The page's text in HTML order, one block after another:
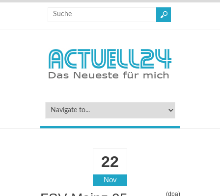
22
Nov
(dpa)